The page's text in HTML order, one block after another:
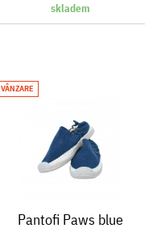
skladem
VÂNZARE
Pantofi Paws blue